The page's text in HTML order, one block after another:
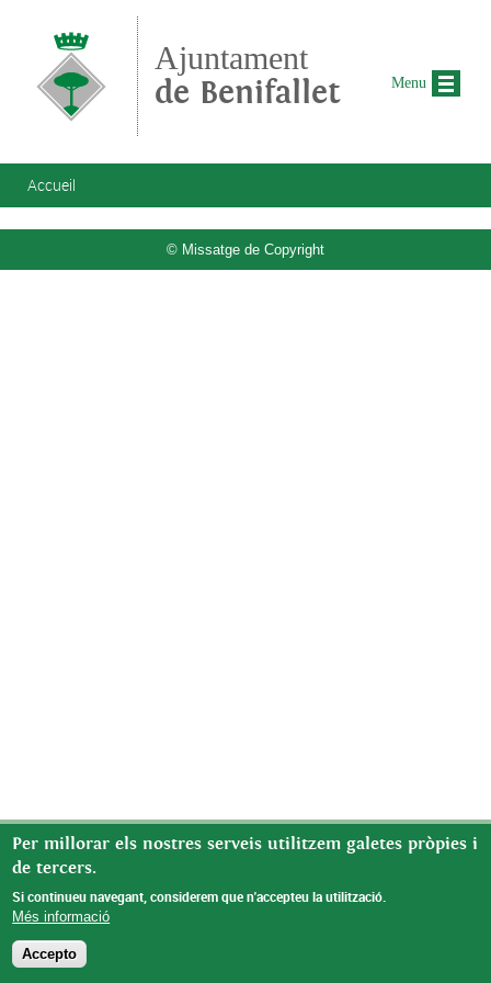
Ajuntament
de Benifallet
Vous êtes ici
Accueil
© Missatge de Copyright
Menu
Per millorar els nostres serveis utilitzem galetes pròpies i
de tercers.
Si continueu navegant, considerem que n'accepteu la utilització.
Més informació
Accepto